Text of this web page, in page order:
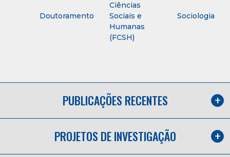
Doutoramento
Ciências
Sociais e
Humanas
(FCSH)
Sociologia
PUBLICAÇÕES RECENTES
PROJETOS DE INVESTIGAÇÃO